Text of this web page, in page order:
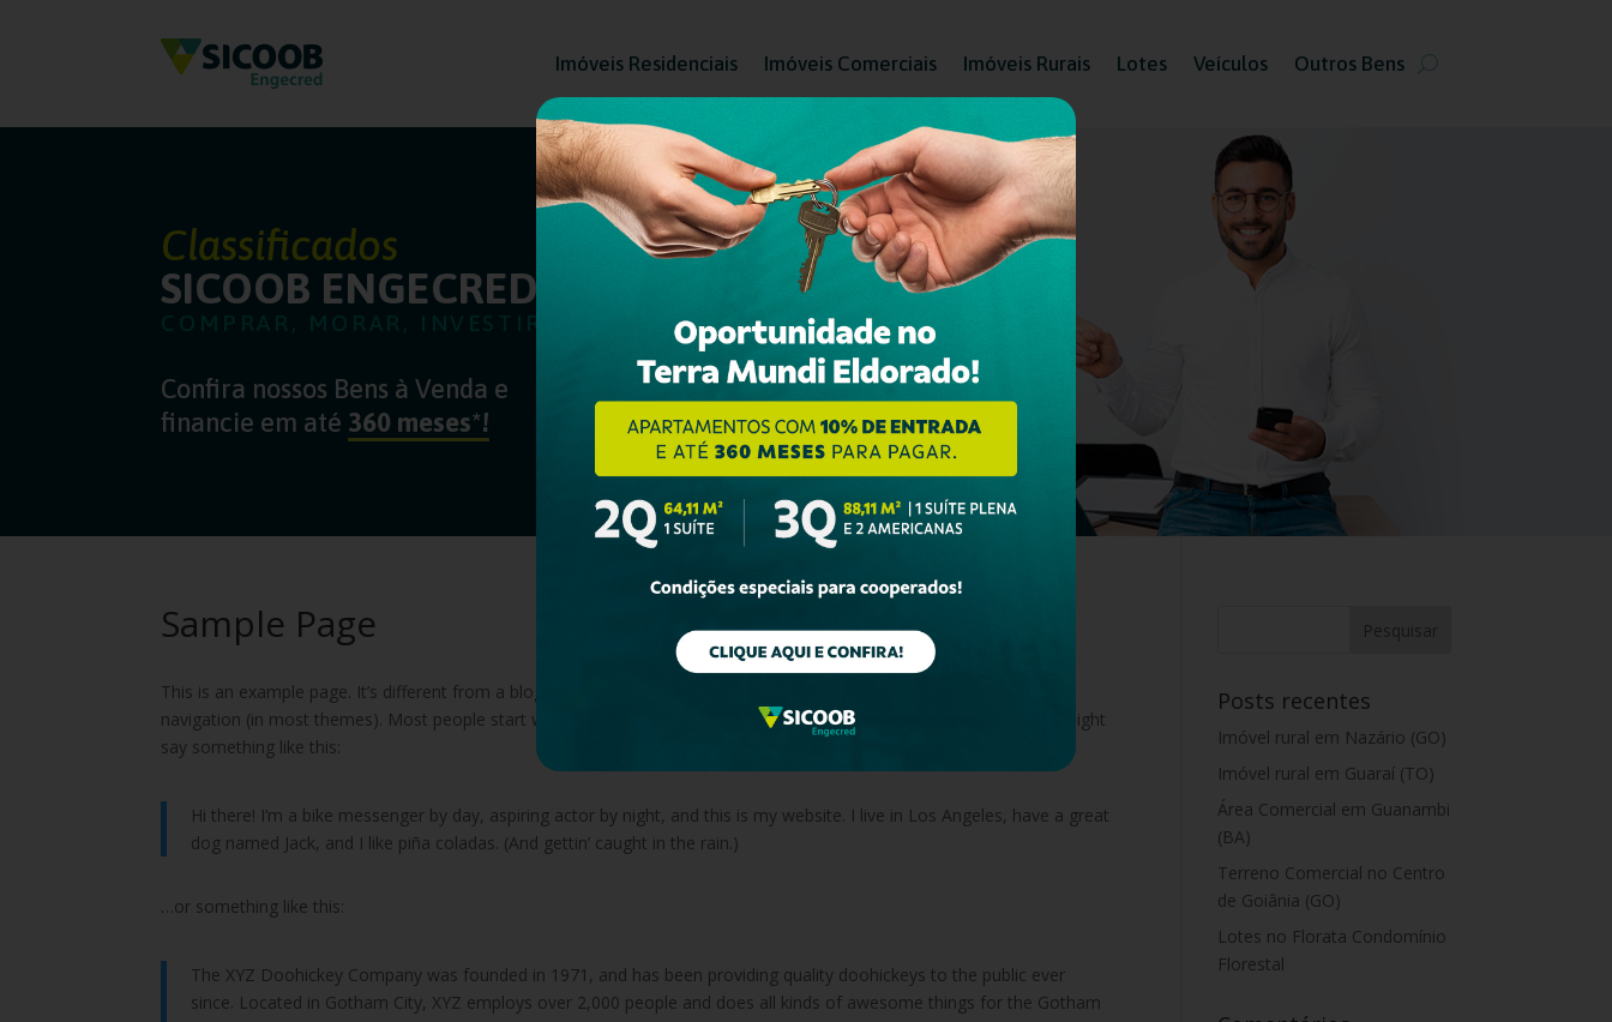
Imóveis Residenciais Imóveis Comerciais Imóveis Rurais Lotes Veículos Outros Bens
Classificados
SICOOB ENGECRED
Confira nossos Bens à Venda e
financie em até 360 meses*!
Sample Page
This is an example page. It’s different from a blog post because it will stay in one place and will show up in your site
navigation (in most themes). Most people start with an About page that introduces them to potential site visitors. It might
say something like this:
Hi there! I’m a bike messenger by day, aspiring actor by night, and this is my website. I live in Los Angeles, have a great
dog named Jack, and I like piña coladas. (And gettin’ caught in the rain.)
…or something like this:
The XYZ Doohickey Company was founded in 1971, and has been providing quality doohickeys to the public ever
since. Located in Gotham City, XYZ employs over 2,000 people and does all kinds of awesome things for the Gotham
Posts recentes
Imóvel rural em Nazário (GO)
Imóvel rural em Guaraí (TO)
Área Comercial em Guanambi
(BA)
Terreno Comercial no Centro
de Goiânia (GO)
Lotes no Florata Condomínio
Florestal